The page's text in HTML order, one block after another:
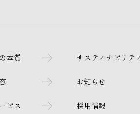
本質
ビス
サスティナビリティ
お知らせ
採用情報